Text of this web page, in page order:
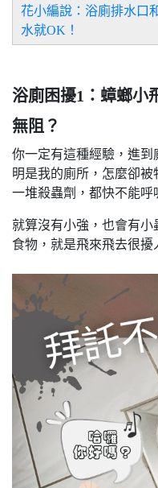
花小編說：浴廁排水口
水就OK！
浴廁困擾1：蟑螂小
無阻？
你一定有這種經驗，進到
明是我的廁所，怎麼卻
一堆殺蟲劑，都快不能呼
就算沒有小強，也會有小
食物，就是飛來飛去很擾